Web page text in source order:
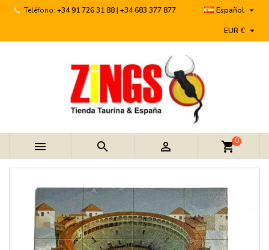
Teléfono: +34 91 726 31 88 | +34 683 377 877 Español 
EUR € 
   shopping_cart0